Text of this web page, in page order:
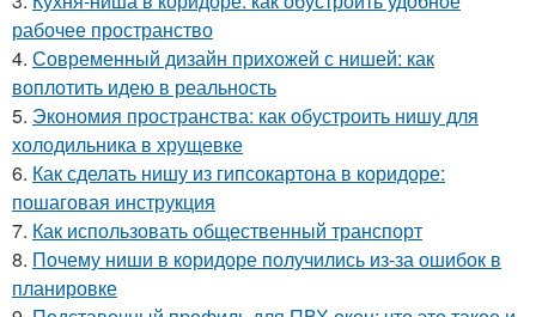
рабочее пространство
4. Современный дизайн прихожей с нишей: как
воплотить идею в реальность
5. Экономия пространства: как обустроить нишу для
холодильника в хрущевке
6. Как сделать нишу из гипсокартона в коридоре:
пошаговая инструкция
7. Как использовать общественный транспорт
8. Почему ниши в коридоре получились из-за ошибок в
планировке